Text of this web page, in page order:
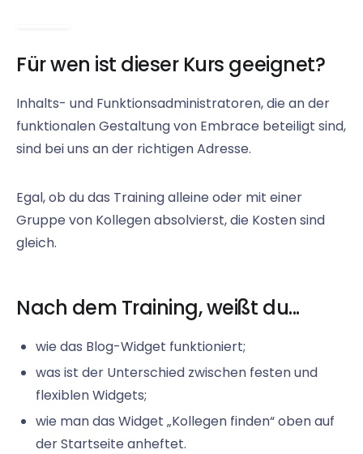
Für wen ist dieser Kurs geeignet?
Inhalts- und Funktionsadministratoren, die an der
funktionalen Gestaltung von Embrace beteiligt sind,
sind bei uns an der richtigen Adresse.
Egal, ob du das Training alleine oder mit einer
Gruppe von Kollegen absolvierst, die Kosten sind
gleich.
Nach dem Training, weißt du...
wie das Blog-Widget funktioniert;
was ist der Unterschied zwischen festen und
flexiblen Widgets;
wie man das Widget „Kollegen finden“ oben auf
der Startseite anheftet.